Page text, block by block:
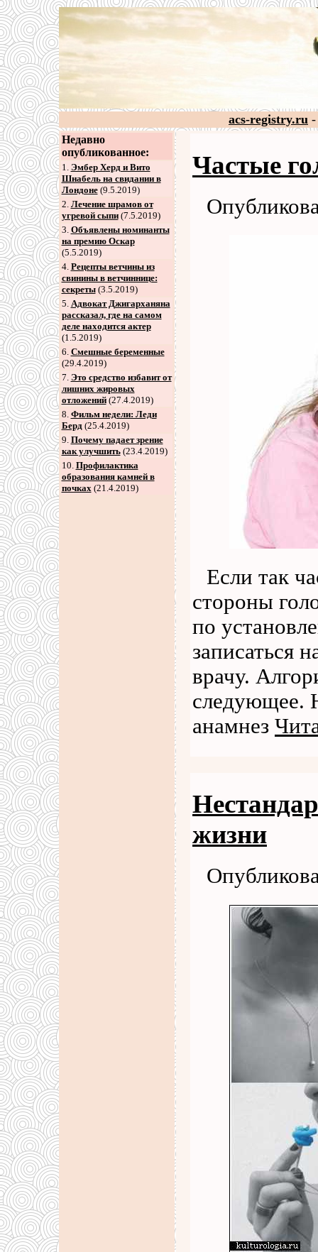
acs-registry.ru -
Недавно
опубликованное:
1. Эмбер Херд и Вито
Шнабель на свидании в
Лондоне(9.5.2019)
2. Лечение шрамов от
угревой сыпи(7.5.2019)
3. Объявлены номинанты
на премию Оскар
(5.5.2019)
4. Рецепты ветчины из
свинины в ветчиннице:
секреты(3.5.2019)
5. Адвокат Джигарханяна
рассказал, где на самом
деле находится актер
(1.5.2019)
6. Смешные беременные
(29.4.2019)
7. Это средство избавит от
лишних жировых
отложений(27.4.2019)
8. Фильм недели: Леди
Берд(25.4.2019)
9. Почему падает зрение
как улучшить(23.4.2019)
10. Профилактика
образования камней в
почках(21.4.2019)
Частые
Если так
стороны
по
записаться
врачу.
следующее.
анамнез
жизни